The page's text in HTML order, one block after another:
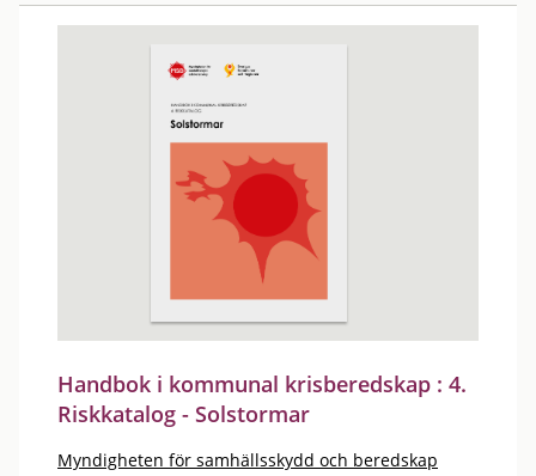
Handbok i kommunal krisberedskap : 4.
Riskkatalog - Solstormar
Myndigheten för samhällsskydd och beredskap